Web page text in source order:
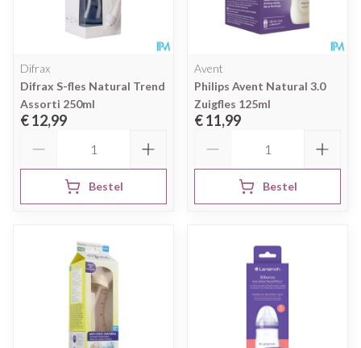
Difrax
Difrax S-fles Natural Trend
Assorti 250ml
€ 12,99
Bestel
Avent
Philips Avent Natural 3.0
Zuigfles 125ml
€ 11,99
Bestel